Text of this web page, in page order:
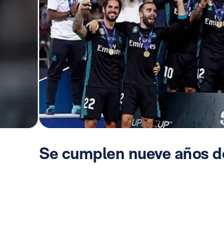
Se cumplen nueve años